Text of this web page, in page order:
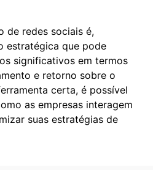
de redes sociais é,
estratégica que pode
significativos em termos
e retorno sobre o
certa, é possível
as empresas interagem
suas estratégias de